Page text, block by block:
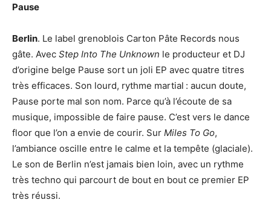
Pause
Berlin. Le label grenoblois Carton Pâte Records nous
gâte. Avec Step Into The Unknown le producteur et DJ
d’origine belge Pause sort un joli EP avec quatre titres
très efficaces. Son lourd, rythme martial : aucun doute,
Pause porte mal son nom. Parce qu’à l’écoute de sa
musique, impossible de faire pause. C’est vers le dance
floor que l’on a envie de courir. Sur Miles To Go,
l’ambiance oscille entre le calme et la tempête (glaciale).
Le son de Berlin n’est jamais bien loin, avec un rythme
très techno qui parcourt de bout en bout ce premier EP
très réussi.